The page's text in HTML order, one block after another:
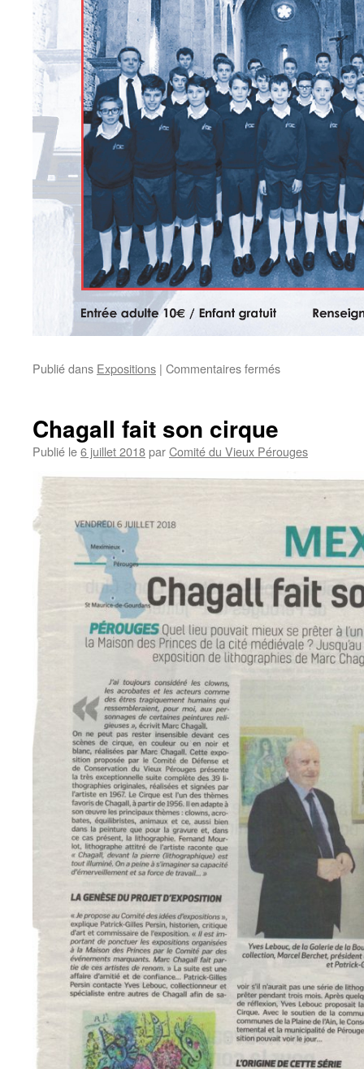
Publié dans Expositions | Commentaires ferméssur
Chagall fait son cirque
Publié le6 juillet 2018parComité du Vieux Pérouges